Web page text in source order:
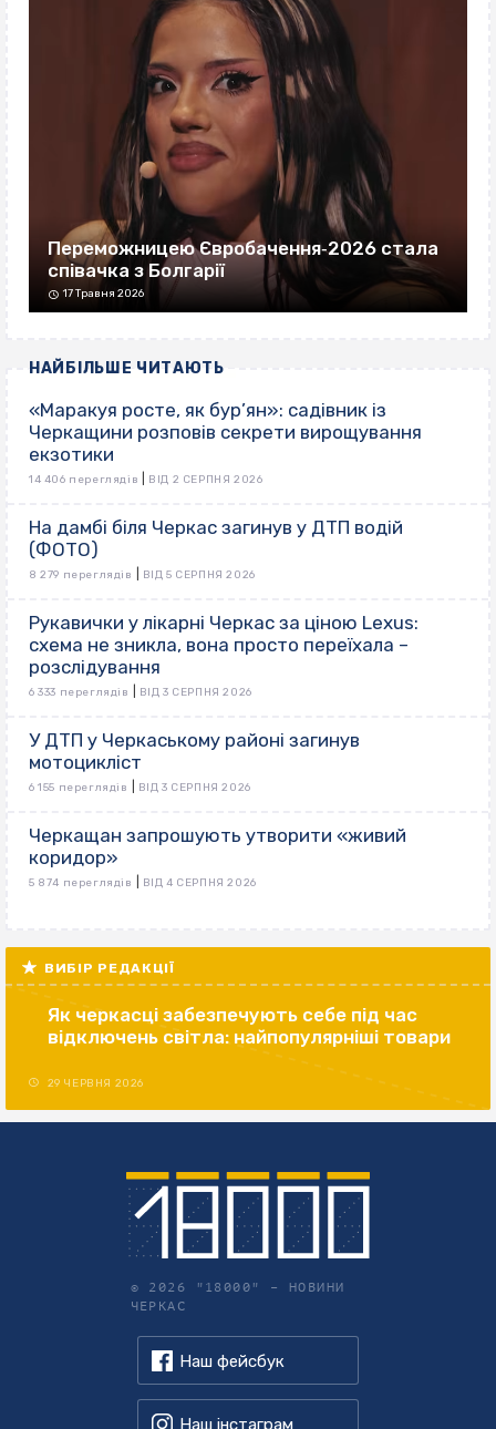
Переможницею Євробачення‐2026 стала
співачка з Болгарії
17 Травня 2026
НАЙБІЛЬШЕ ЧИТАЮТЬ
«Маракуя росте, як бур’ян»: садівник із
Черкащини розповів секрети вирощування
екзотики
14 406 переглядів ВІД 2 СЕРПНЯ 2026
На дамбі біля Черкас загинув у ДТП водій
(ФОТО)
8 279 переглядів ВІД 5 СЕРПНЯ 2026
Рукавички у лікарні Черкас за ціною Lexus:
схема не зникла, вона просто переїхала –
розслідування
6 333 переглядів ВІД 3 СЕРПНЯ 2026
У ДТП у Черкаському районі загинув
мотоцикліст
6 155 переглядів ВІД 3 СЕРПНЯ 2026
Черкащан запрошують утворити «живий
коридор»
5 874 переглядів ВІД 4 СЕРПНЯ 2026
ВИБІР РЕДАКЦІЇ
Як черкасці забезпечують себе під час
відключень світла: найпопулярніші товари
29 ЧЕРВНЯ 2026
© 2026 "18000" – НОВИНИ
ЧЕРКАС
Наш фейсбук
Наш інстаграм